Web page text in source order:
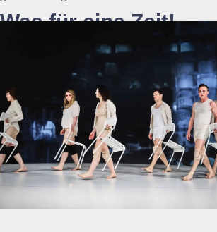
Was für eine Zeit!